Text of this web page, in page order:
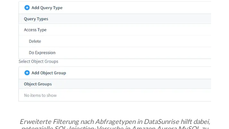
Erweiterte Filterung nach Abfragetypen in DataSunrise hilft dabei,